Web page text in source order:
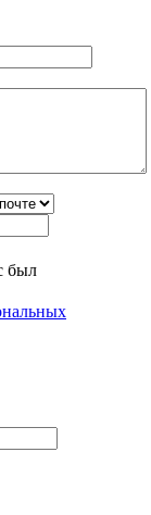
был